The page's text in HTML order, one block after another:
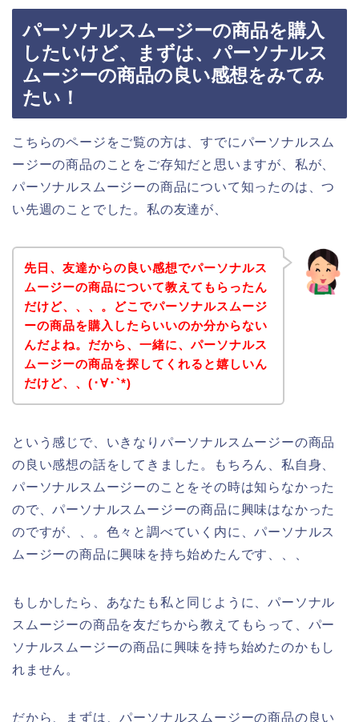
パーソナルスムージーの商品を購入
したいけど、まずは、パーソナルス
ムージーの商品の良い感想をみてみ
たい！
こちらのページをご覧の方は、すでにパーソナルスム
ージーの商品のことをご存知だと思いますが、私が、
パーソナルスムージーの商品について知ったのは、つ
い先週のことでした。私の友達が、
先日、友達からの良い感想でパーソナルス
ムージーの商品について教えてもらったん
だけど、、、。どこでパーソナルスムージ
ーの商品を購入したらいいのか分からない
んだよね。だから、一緒に、パーソナルス
ムージーの商品を探してくれると嬉しいん
だけど、、(･∀･`*)
という感じで、いきなりパーソナルスムージーの商品
の良い感想の話をしてきました。もちろん、私自身、
パーソナルスムージーのことをその時は知らなかった
ので、パーソナルスムージーの商品に興味はなかった
のですが、、。色々と調べていく内に、パーソナルス
ムージーの商品に興味を持ち始めたんです、、、
もしかしたら、あなたも私と同じように、パーソナル
スムージーの商品を友だちから教えてもらって、パー
ソナルスムージーの商品に興味を持ち始めたのかもし
れません。
だから、まずは、パーソナルスムージーの商品の良い